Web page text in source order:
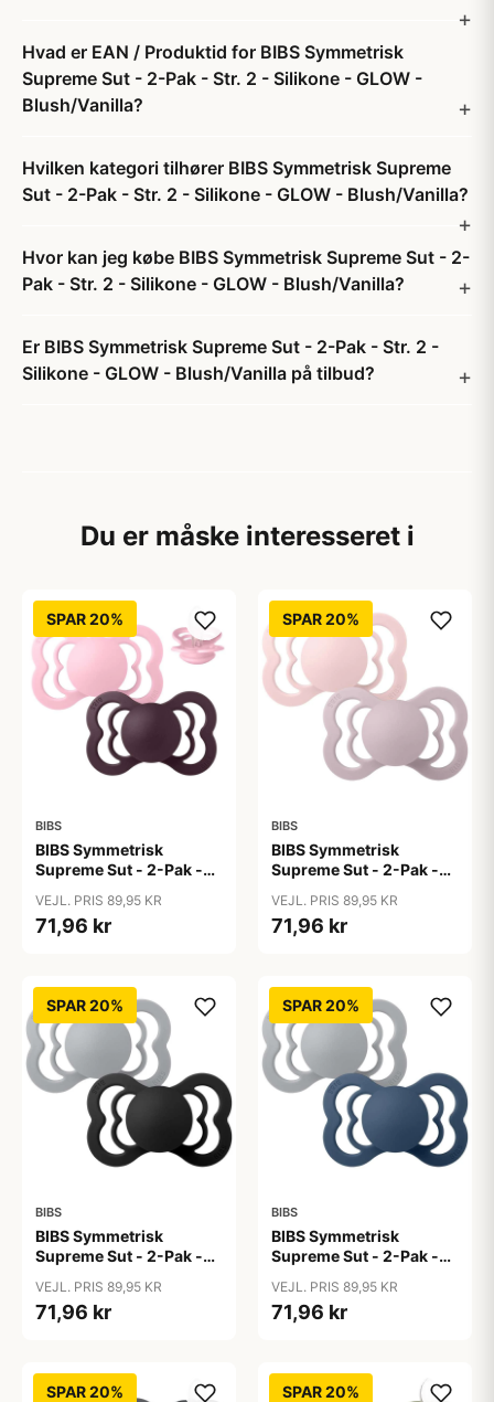
Hvad er EAN / Produktid for BIBS Symmetrisk
Supreme Sut - 2-Pak - Str. 2 - Silikone - GLOW -
Blush/Vanilla?
Hvilken kategori tilhører BIBS Symmetrisk Supreme
Sut - 2-Pak - Str. 2 - Silikone - GLOW - Blush/Vanilla?
Hvor kan jeg købe BIBS Symmetrisk Supreme Sut - 2-
Pak - Str. 2 - Silikone - GLOW - Blush/Vanilla?
Er BIBS Symmetrisk Supreme Sut - 2-Pak - Str. 2 -
Silikone - GLOW - Blush/Vanilla på tilbud?
Du er måske interesseret i
SPAR 20%
BIBS
BIBS Symmetrisk
Supreme Sut - 2-Pak -
Pink/Plum
VEJL. PRIS 89,95 KR
71,96 kr
SPAR 20%
BIBS
BIBS Symmetrisk
Supreme Sut - 2-Pak -
Blossom/Dusky Lilac
VEJL. PRIS 89,95 KR
71,96 kr
SPAR 20%
BIBS
BIBS Symmetrisk
Supreme Sut - 2-Pak -
Cloud/Black
VEJL. PRIS 89,95 KR
71,96 kr
SPAR 20%
BIBS
BIBS Symmetrisk
Supreme Sut - 2-Pak -
Cloud/Steel Blue
VEJL. PRIS 89,95 KR
71,96 kr
SPAR 20% SPAR 20%